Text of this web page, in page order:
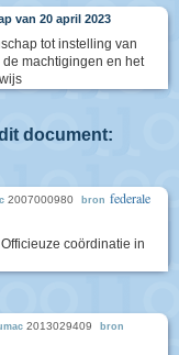
van 20 april 2023
tot instelling van
machtigingen en het
document:
2007000980 bron federale
coördinatie in
2013029409 bron